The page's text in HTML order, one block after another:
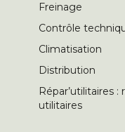
Freinage
Contrôle
Climatisation
Distribution
Répar’utilitaires
utilitaires